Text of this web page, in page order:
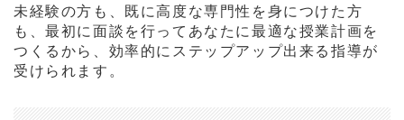
未経験の方も、既に高度な専門性を身につけた方
も、最初に面談を行ってあなたに最適な授業計画を
つくるから、効率的にステップアップ出来る指導が
受けられます。